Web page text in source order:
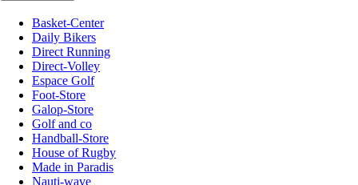
Basket-Center
Daily Bikers
Direct Running
Direct-Volley
Espace Golf
Foot-Store
Galop-Store
Golf and co
Handball-Store
House of Rugby
Made in Paradis
Nauti-wave